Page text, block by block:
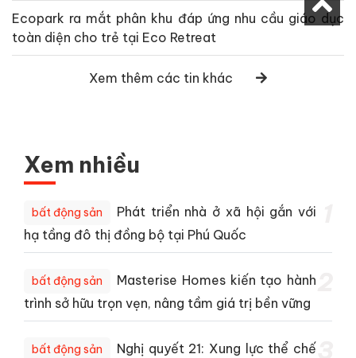
Ecopark ra mắt phân khu đáp ứng nhu cầu giáo dục
toàn diện cho trẻ tại Eco Retreat
Xem thêm các tin khác
Xem nhiều
bất động sản
Phát triển nhà ở xã hội gắn với
hạ tầng đô thị đồng bộ tại Phú Quốc
bất động sản
Masterise Homes kiến tạo hành
trình sở hữu trọn vẹn, nâng tầm giá trị bền vững
bất động sản
Nghị quyết 21: Xung lực thể chế